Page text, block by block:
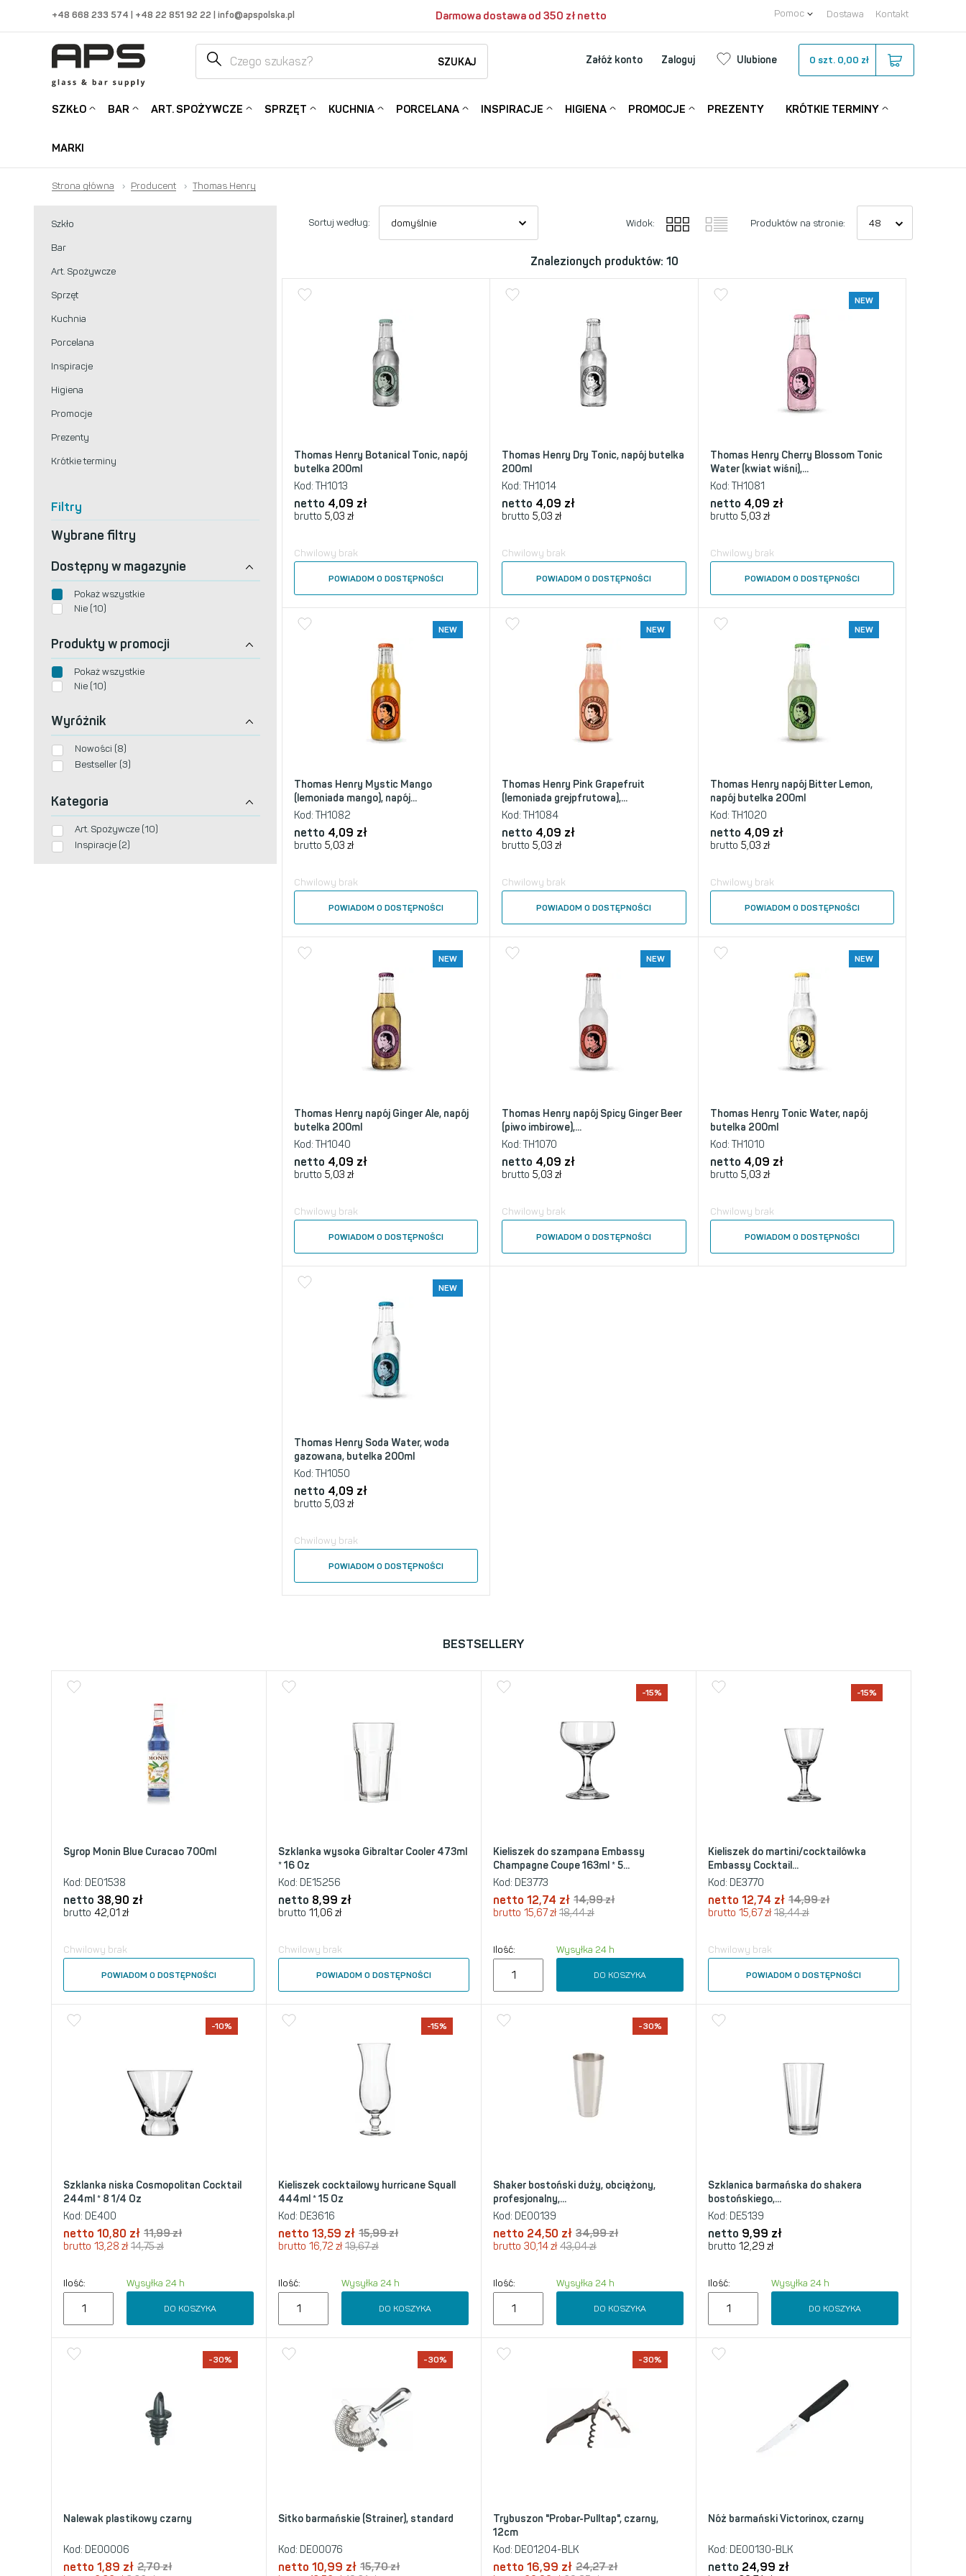
+48 668 233 574 | +48 22 851 92 22 | info@apspolska.pl Darmowa dostawa od 350 zł netto Pomoc Dostawa Kontakt
SZUKAJ Załóż konto Zaloguj Ulubione 0 szt. 0,00 zł
SZKŁO BAR ART. SPOŻYWCZE SPRZĘT KUCHNIA PORCELANA INSPIRACJE HIGIENA PROMOCJE PREZENTY KRÓTKIE TERMINY
MARKI
Strona główna › Producent › Thomas Henry
Szkło
Bar
Art. Spożywcze
Sprzęt
Kuchnia
Porcelana
Inspiracje
Higiena
Promocje
Prezenty
Krótkie terminy
Filtry
Wybrane filtry
Dostępny w magazynie
Pokaż wszystkie
Nie (10)
Produkty w promocji
Pokaż wszystkie
Nie (10)
Wyróżnik
Nowości (8)
Bestseller (3)
Kategoria
Art. Spożywcze (10)
Inspiracje (2)
Sortuj według: Widok: Produktów na stronie:
Znalezionych produktów: 10
Thomas Henry Botanical Tonic, napój
butelka 200ml
Kod: TH1013
netto 4,09 zł
brutto 5,03 zł
Chwilowy brak
POWIADOM O DOSTĘPNOŚCI
Thomas Henry Dry Tonic, napój butelka
200ml
Kod: TH1014
netto 4,09 zł
brutto 5,03zł
Chwilowy brak
POWIADOM O DOSTĘPNOŚCI
NEW
Thomas Henry Cherry Blossom Tonic
Water (kwiat wiśni),...
Kod: TH1081
netto 4,09 zł
brutto 5,03 zł
Chwilowy brak
POWIADOM O DOSTĘPNOŚCI
NEW
Thomas Henry Mystic Mango
(lemoniada mango), napój...
Kod: TH1082
netto 4,09 zł
brutto 5,03 zł
Chwilowy brak
POWIADOM O DOSTĘPNOŚCI
NEW
Thomas Henry Pink Grapefruit
(lemoniada grejpfrutowa),...
Kod: TH1084
netto 4,09 zł
brutto 5,03zł
Chwilowy brak
POWIADOM O DOSTĘPNOŚCI
NEW
Thomas Henry napój Bitter Lemon,
napój butelka 200ml
Kod: TH1020
netto 4,09 zł
brutto 5,03 zł
Chwilowy brak
POWIADOM O DOSTĘPNOŚCI
NEW
Thomas Henry napój Ginger Ale, napój
butelka 200ml
Kod: TH1040
netto 4,09 zł
brutto 5,03 zł
Chwilowy brak
POWIADOM O DOSTĘPNOŚCI
NEW
Thomas Henry napój Spicy Ginger Beer
(piwo imbirowe),...
Kod: TH1070
netto 4,09 zł
brutto 5,03zł
Chwilowy brak
POWIADOM O DOSTĘPNOŚCI
NEW
Thomas Henry Tonic Water, napój
butelka 200ml
Kod: TH1010
netto 4,09 zł
brutto 5,03 zł
Chwilowy brak
POWIADOM O DOSTĘPNOŚCI
NEW
Thomas Henry Soda Water, woda
gazowana, butelka 200ml
Kod: TH1050
netto 4,09 zł
brutto 5,03 zł
Chwilowy brak
POWIADOM O DOSTĘPNOŚCI
BESTSELLERY
Syrop Monin Blue Curacao 700ml
Kod: DE01538
netto 38,90 zł
brutto 42,01 zł
Chwilowy brak
POWIADOM O DOSTĘPNOŚCI
Szklanka wysoka Gibraltar Cooler 473ml
* 16 Oz
Kod: DE15256
netto 8,99 zł
brutto 11,06 zł
Chwilowy brak
POWIADOM O DOSTĘPNOŚCI
-15%
Kieliszek do szampana Embassy
Champagne Coupe 163ml * 5...
Kod: DE3773
netto 12,74 zł 14,99zł
brutto 15,67zł18,44zł
Ilość: Wysyłka 24 h
DO KOSZYKA
-15%
Kieliszek do martini/cocktailówka
Embassy Cocktail...
Kod: DE3770
netto 12,74 zł 14,99zł
brutto 15,67zł18,44zł
Chwilowy brak
POWIADOM O DOSTĘPNOŚCI
-10%
Szklanka niska Cosmopolitan Cocktail
244ml * 8 1/4 Oz
Kod: DE400
netto 10,80 zł 11,99zł
brutto 13,28 zł14,75zł
Ilość: Wysyłka 24 h
DO KOSZYKA
-15%
Kieliszek cocktailowy hurricane Squall
444ml * 15 Oz
Kod: DE3616
netto 13,59 zł 15,99zł
brutto 16,72 zł19,67zł
Ilość: Wysyłka 24 h
DO KOSZYKA
-30%
Shaker bostoński duży, obciążony,
profesjonalny,...
Kod: DE00139
netto 24,50 zł 34,99zł
brutto 30,14zł43,04zł
Ilość: Wysyłka 24 h
DO KOSZYKA
Szklanica barmańska do shakera
bostońskiego,...
Kod: DE5139
netto 9,99 zł
brutto 12,29 zł
Ilość: Wysyłka 24 h
DO KOSZYKA
-30%
Nalewak plastikowy czarny
Kod: DE00006
netto 1,89 zł 2,70zł
-30%
Sitko barmańskie (Strainer), standard
Kod: DE00076
netto 10,99 zł 15,70zł
-30%
Trybuszon "Probar-Pulltap", czarny,
12cm
Kod: DE01204-BLK
netto 16,99 zł 24,27zł
Nóż barmański Victorinox, czarny
Kod: DE00130-BLK
netto 24,99 zł